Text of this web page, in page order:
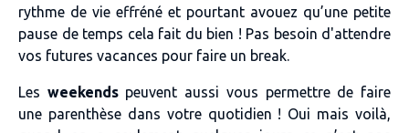
rythme de vie effréné et pourtant avouez qu’une petite
pause de temps cela fait du bien ! Pas besoin d'attendre
vos futures vacances pour faire un break.
Les weekends peuvent aussi vous permettre de faire
une parenthèse dans votre quotidien ! Oui mais voilà,